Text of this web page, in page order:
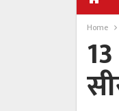
Home